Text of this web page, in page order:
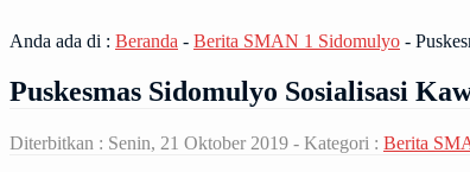
Anda ada di : Beranda - Berita SMAN 1 Sidomulyo -
Puskesmas Sidomulyo Sosialisasi
Diterbitkan : Senin, 21 Oktober 2019 - Kategori : Berita